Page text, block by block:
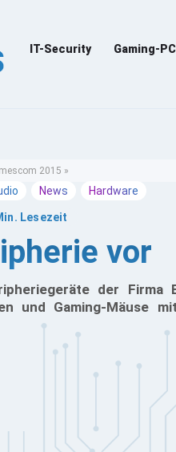
IT-Security Gaming-
2015 »
News Hardware
Lesezeit
vor
der Firma
und Gaming-Mäuse